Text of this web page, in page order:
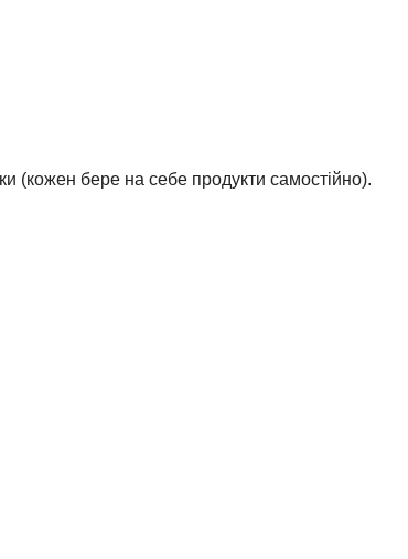
(кожен бере на себе продукти самостійно).